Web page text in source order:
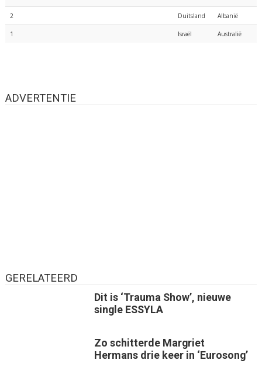
2 Duitsland Albanië
1 Israël Australië
ADVERTENTIE
GERELATEERD
Dit is ‘Trauma Show’, nieuwe
single ESSYLA
Zo schitterde Margriet
Hermans drie keer in ‘Eurosong’